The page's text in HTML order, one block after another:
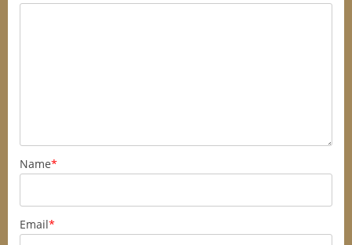
Name*
Email*